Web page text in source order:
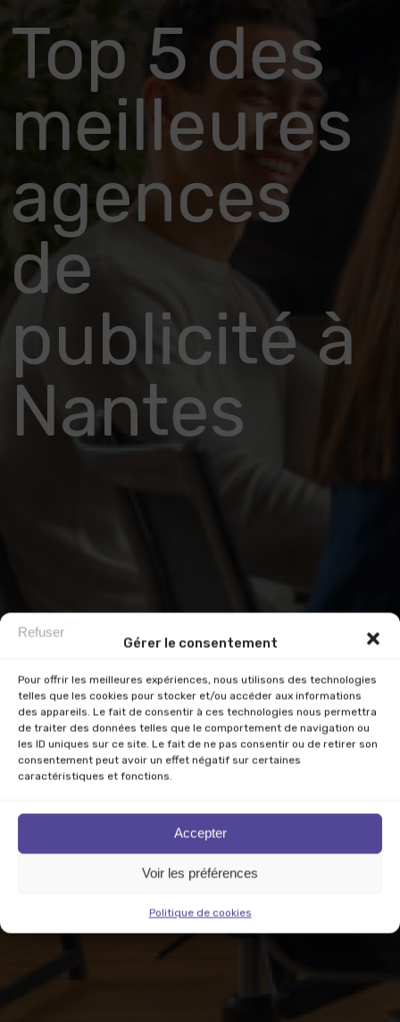
Gérer le consentement
Pour offrir les meilleures expériences, nous utilisons des technologies
telles que les cookies pour stocker et/ou accéder aux informations
des appareils. Le fait de consentir à ces technologies nous permettra
de traiter des données telles que le comportement de navigation ou
les ID uniques sur ce site. Le fait de ne pas consentir ou de retirer son
consentement peut avoir un effet négatif sur certaines
caractéristiques et fonctions.
Accepter
Refuser
Voir les préférences
Politique de cookies
Top 5 des
meilleures
agences
de
publicité à
Nantes